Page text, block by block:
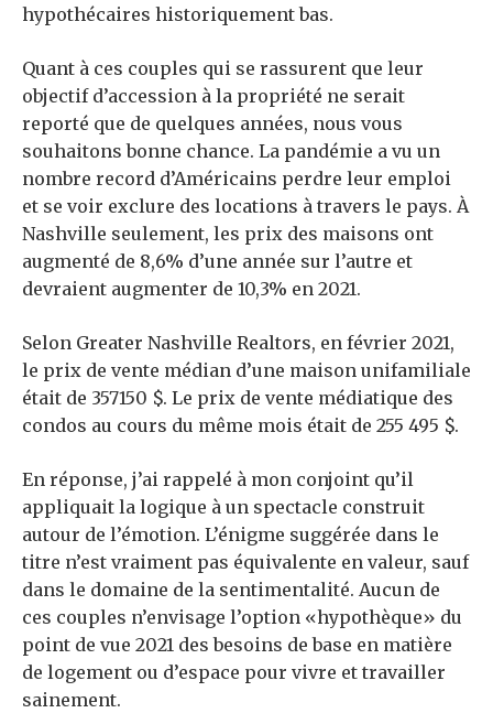
hypothécaires historiquement bas.
Quant à ces couples qui se rassurent que leur
objectif d’accession à la propriété ne serait
reporté que de quelques années, nous vous
souhaitons bonne chance. La pandémie a vu un
nombre record d’Américains perdre leur emploi
et se voir exclure des locations à travers le pays. À
Nashville seulement, les prix des maisons ont
augmenté de 8,6% d’une année sur l’autre et
devraient augmenter de 10,3% en 2021.
Selon Greater Nashville Realtors, en février 2021,
le prix de vente médian d’une maison unifamiliale
était de 357150 $. Le prix de vente médiatique des
condos au cours du même mois était de 255 495 $.
En réponse, j’ai rappelé à mon conjoint qu’il
appliquait la logique à un spectacle construit
autour de l’émotion. L’énigme suggérée dans le
titre n’est vraiment pas équivalente en valeur, sauf
dans le domaine de la sentimentalité. Aucun de
ces couples n’envisage l’option «hypothèque» du
point de vue 2021 des besoins de base en matière
de logement ou d’espace pour vivre et travailler
sainement.